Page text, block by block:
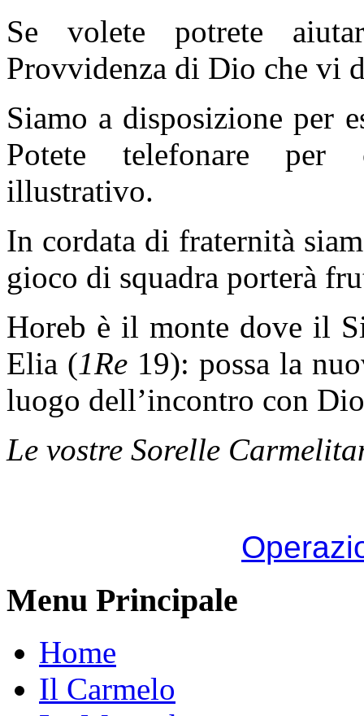
Se volete potrete
Provvidenza di Dio che vi
Siamo a disposizione per
Potete telefonare per
illustrativo.
In cordata di fraternità
gioco di squadra porterà
Horeb è il monte dove il
Elia (1Re19): possa la
luogo dell’incontro con
Le vostre Sorelle
Menu Principale
Home
Il Carmelo